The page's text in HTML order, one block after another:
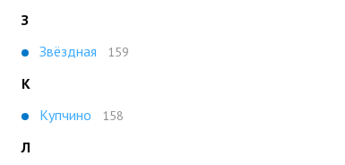
З
Звёздная
159
К
Купчино
158
Л